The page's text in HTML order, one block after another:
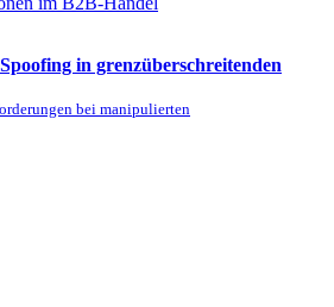
in grenzüberschreitenden
bei manipulierten